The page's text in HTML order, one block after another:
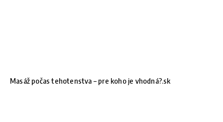
Masáž počas tehotenstva – pre koho je vhodná?.sk